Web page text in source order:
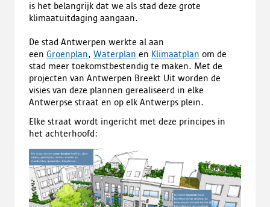
is het belangrijk dat we als stad deze grote
klimaatuitdaging aangaan.
De stad Antwerpen werkte al aan
een Groenplan, Waterplan en Klimaatplan om de
stad meer toekomstbestendig te maken. Met de
projecten van Antwerpen Breekt Uit worden de
visies van deze plannen gerealiseerd in elke
Antwerpse straat en op elk Antwerps plein.
Elke straat wordt ingericht met deze principes in
het achterhoofd: